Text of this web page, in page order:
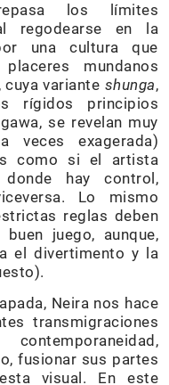
los límites
regodearse en la
una cultura que
mundanos
, cuya variante shunga,
rígidos principios
se revelan muy
exagerada)
como si el artista
hay control,
Lo mismo
reglas deben
juego, aunque,
el divertimento y la
Neira nos hace
transmigraciones
fusionar sus partes
visual. En este